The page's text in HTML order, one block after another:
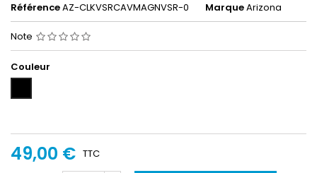
RéférenceAZ-CLKVSRCAVMAGNVSR-0 MarqueArizona
Note
Couleur
49,00 € TTC